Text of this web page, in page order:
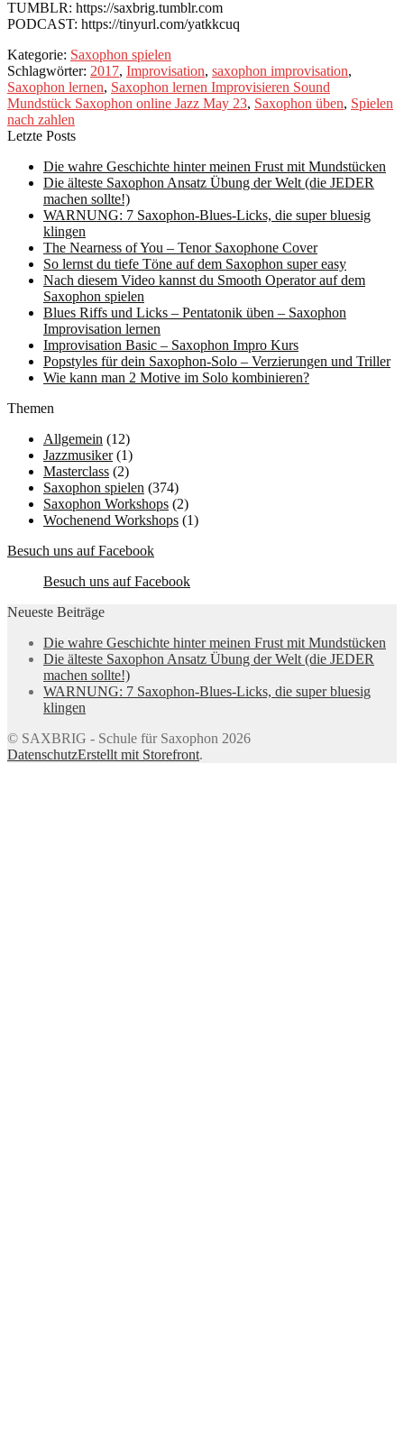
TUMBLR: https://saxbrig.tumblr.com
PODCAST: https://tinyurl.com/yatkkcuq
Kategorie: Saxophon spielen
Schlagwörter: 2017, Improvisation, saxophon improvisation,
Saxophon lernen, Saxophon lernen Improvisieren Sound
Mundstück Saxophon online Jazz May 23, Saxophon üben, Spielen
nach zahlen
Letzte Posts
Die wahre Geschichte hinter meinen Frust mit Mundstücken
Die älteste Saxophon Ansatz Übung der Welt (die JEDER
machen sollte!)
WARNUNG: 7 Saxophon-Blues-Licks, die super bluesig
klingen
The Nearness of You – Tenor Saxophone Cover
So lernst du tiefe Töne auf dem Saxophon super easy
Nach diesem Video kannst du Smooth Operator auf dem
Saxophon spielen
Blues Riffs und Licks – Pentatonik üben – Saxophon
Improvisation lernen
Improvisation Basic – Saxophon Impro Kurs
Popstyles für dein Saxophon-Solo – Verzierungen und Triller
Wie kann man 2 Motive im Solo kombinieren?
Themen
Allgemein (12)
Jazzmusiker(1)
Masterclass (2)
Saxophon spielen (374)
Saxophon Workshops (2)
Wochenend Workshops (1)
Besuch uns auf Facebook
Besuch uns auf Facebook
Neueste Beiträge
Die wahre Geschichte hinter meinen Frust mit Mundstücken
Die älteste Saxophon Ansatz Übung der Welt (die JEDER
machen sollte!)
WARNUNG: 7 Saxophon-Blues-Licks, die super bluesig
klingen
© SAXBRIG - Schule für Saxophon 2026
DatenschutzErstellt mit Storefront.